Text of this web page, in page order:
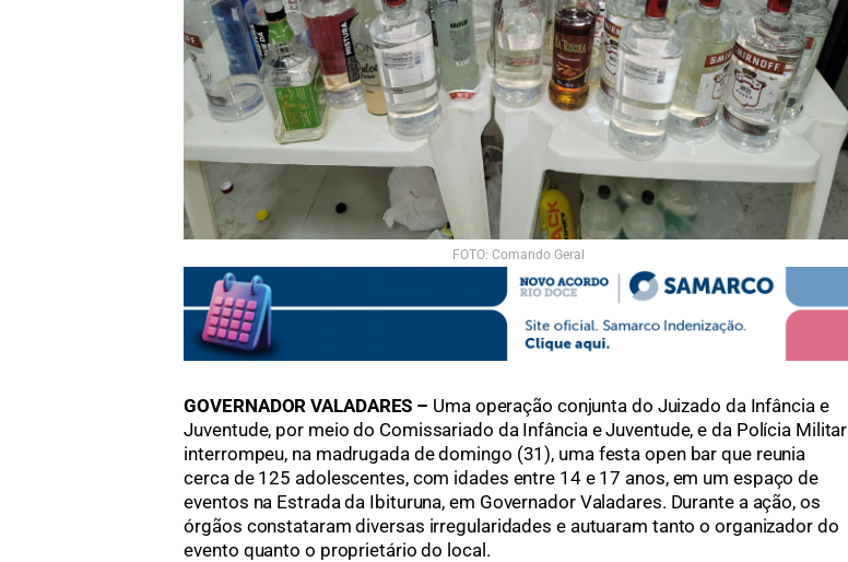
FOTO: Comando Geral
GOVERNADOR VALADARES – Uma operação conjunta do Juizado da Infância e
Juventude, por meio do Comissariado da Infância e Juventude, e da Polícia Militar
interrompeu, na madrugada de domingo (31), uma festa open bar que reunia
cerca de 125 adolescentes, com idades entre 14 e 17 anos, em um espaço de
eventos na Estrada da Ibituruna, em Governador Valadares. Durante a ação, os
órgãos constataram diversas irregularidades e autuaram tanto o organizador do
evento quanto o proprietário do local.